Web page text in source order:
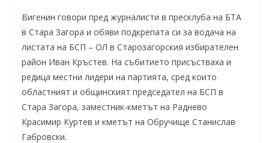
Вигенин говори пред журналисти в пресклуба на БТА
в Стара Загора и обяви подкрепата си за водача на
листата на БСП – ОЛ в Старозагорския избирателен
район Иван Кръстев. На събитието присъстваха и
редица местни лидери на партията, сред които
областният и общинският председател на БСП в
Стара Загора, заместник-кметът на Раднево
Красимир Куртев и кметът на Обручище Станислав
Габровски.